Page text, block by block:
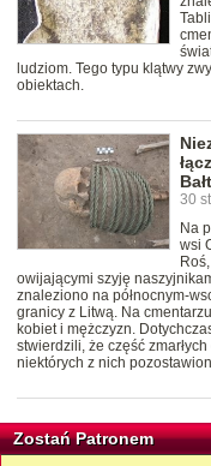
ludziom. Tego typu klątwy
obiektach.
30
Na
wsi
owijającymi szyję
znaleziono na północnym-
granicy z Litwą. Na
kobiet i mężczyzn.
stwierdzili, że część
niektórych z nich
Zostań Patronem